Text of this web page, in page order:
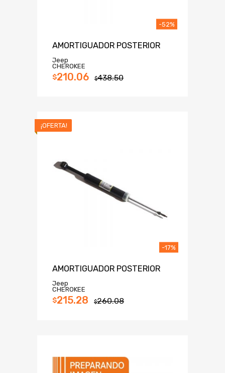
AMORTIGUADOR POSTERIOR
Jeep
CHEROKEE
$438.50
$210.06
-52%
¡OFERTA!
AMORTIGUADOR POSTERIOR
Jeep
CHEROKEE
$260.08
$215.28
-17%